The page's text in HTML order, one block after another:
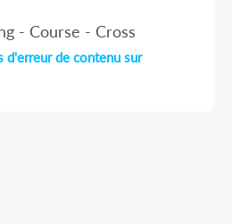
- Course - Cross
d'erreur de contenu sur